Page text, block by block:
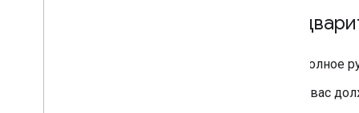
Полное
У вас